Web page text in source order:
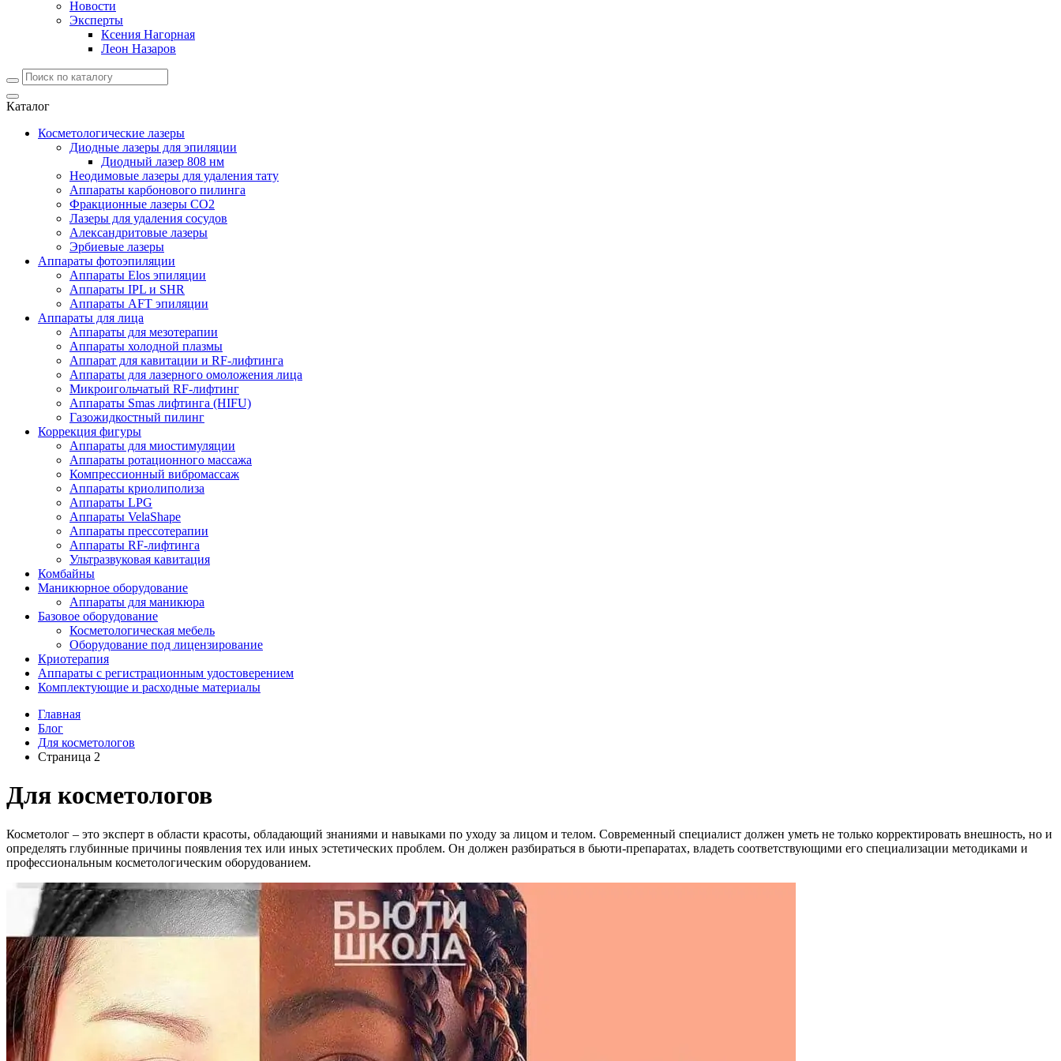
Новости
Эксперты
Ксения Нагорная
Леон Назаров
Каталог
Косметологические лазеры
Диодные лазеры для эпиляции
Диодный лазер 808 нм
Неодимовые лазеры для удаления тату
Аппараты карбонового пилинга
Фракционные лазеры CO2
Лазеры для удаления сосудов
Александритовые лазеры
Эрбиевые лазеры
Аппараты фотоэпиляции
Аппараты Elos эпиляции
Аппараты IPL и SHR
Аппараты AFT эпиляции
Аппараты для лица
Аппараты для мезотерапии
Аппараты холодной плазмы
Аппарат для кавитации и RF-лифтинга
Аппараты для лазерного омоложения лица
Микроигольчатый RF-лифтинг
Аппараты Smas лифтинга (HIFU)
Газожидкостный пилинг
Коррекция фигуры
Аппараты для миостимуляции
Аппараты ротационного массажа
Компрессионный вибромассаж
Аппараты криолиполиза
Аппараты LPG
Аппараты VelaShape
Аппараты прессотерапии
Аппараты RF-лифтинга
Ультразвуковая кавитация
Комбайны
Маникюрное оборудование
Аппараты для маникюра
Базовое оборудование
Косметологическая мебель
Оборудование под лицензирование
Криотерапия
Аппараты c регистрационным удостоверением
Комплектующие и расходные материалы
Главная
Блог
Для косметологов
Страница 2
Для косметологов
Косметолог – это эксперт в области красоты, обладающий знаниями и навыками по уходу за лицом и телом. Современный специалист должен уметь не только корректировать внешность, но и
определять глубинные причины появления тех или иных эстетических проблем. Он должен разбираться в бьюти-препаратах, владеть соответствующими его специализации методиками и
профессиональным косметологическим оборудованием.